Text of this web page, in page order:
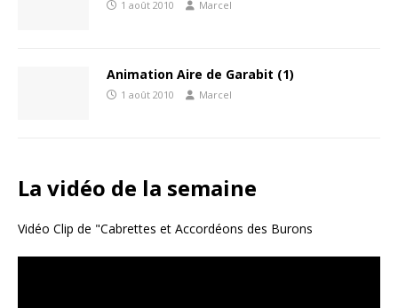
1 août 2010 Marcel
Animation Aire de Garabit (1)
1 août 2010 Marcel
La vidéo de la semaine
Vidéo Clip de "Cabrettes et Accordéons des Burons